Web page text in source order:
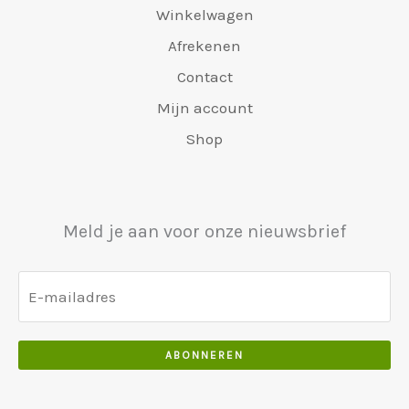
Winkelwagen
Afrekenen
Contact
Mijn account
Shop
Meld je aan voor onze nieuwsbrief
ABONNEREN